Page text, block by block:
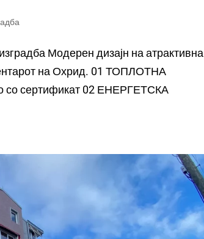
Модерен дизајн на атрактивна
на Охрид. 01 ТОПЛОТНА
со сертификат 02 ЕНЕРГЕТСКА